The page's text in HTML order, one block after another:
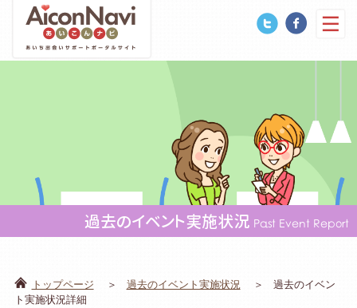
過去のイベント実施状況 Past Event Report
トップページ 過去のイベント実施状況
過去のイベン
ト実施状況詳細